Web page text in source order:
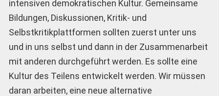
intensiven demokratischen Kultur. Gemeinsame
Bildungen, Diskussionen, Kritik- und
Selbstkritikplattformen sollten zuerst unter uns
und in uns selbst und dann in der Zusammenarbeit
mit anderen durchgeführt werden. Es sollte eine
Kultur des Teilens entwickelt werden. Wir müssen
daran arbeiten, eine neue alternative